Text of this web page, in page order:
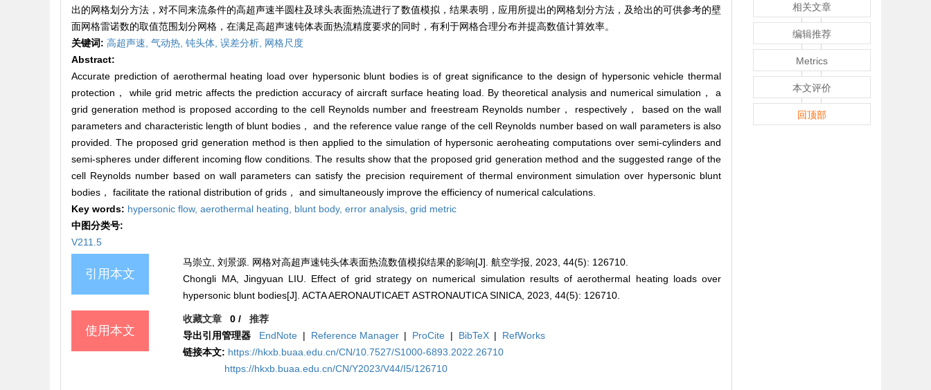
出的网格划分方法，对不同来流条件的高超声速半圆柱及球头表面热流进行了数值模拟，结果表明，应用所提出的网格划分方法，及给出的可供参考的壁
面网格雷诺数的取值范围划分网格，在满足高超声速钝体表面热流精度要求的同时，有利于网格合理分布并提高数值计算效率。
关键词: 高超声速, 气动热, 钝头体, 误差分析, 网格尺度
Abstract:
Accurate prediction of aerothermal heating load over hypersonic blunt bodies is of great significance to the design of hypersonic vehicle thermal
protection， while grid metric affects the prediction accuracy of aircraft surface heating load. By theoretical analysis and numerical simulation， a
grid generation method is proposed according to the cell Reynolds number and freestream Reynolds number， respectively， based on the wall
parameters and characteristic length of blunt bodies， and the reference value range of the cell Reynolds number based on wall parameters is also
provided. The proposed grid generation method is then applied to the simulation of hypersonic aeroheating computations over semi-cylinders and
semi-spheres under different incoming flow conditions. The results show that the proposed grid generation method and the suggested range of the
cell Reynolds number based on wall parameters can satisfy the precision requirement of thermal environment simulation over hypersonic blunt
bodies， facilitate the rational distribution of grids， and simultaneously improve the efficiency of numerical calculations.
Key words: hypersonic flow, aerothermal heating, blunt body, error analysis, grid metric
中图分类号:
V211.5
引用本文
马崇立, 刘景源. 网格对高超声速钝头体表面热流数值模拟结果的影响[J]. 航空学报, 2023, 44(5): 126710.
Chongli MA, Jingyuan LIU. Effect of grid strategy on numerical simulation results of aerothermal heating loads over
hypersonic blunt bodies[J]. ACTA AERONAUTICAET ASTRONAUTICA SINICA, 2023, 44(5): 126710.
使用本文
收藏文章 0 /推荐
导出引用管理器
EndNote | Reference Manager | ProCite | BibTeX |
RefWorks
链接本文: https://hkxb.buaa.edu.cn/CN/10.7527/S1000-6893.2022.26710
https://hkxb.buaa.edu.cn/CN/Y2023/V44/I5/126710
相关文章
编辑推荐
Metrics
本文评价
回顶部